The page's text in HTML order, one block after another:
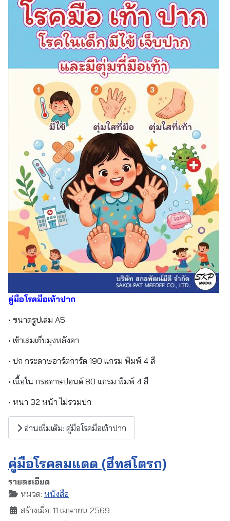
คู่มือโรคมือเท้าปาก
• ขนาดรูปเล่ม A5
• เข้าเล่มเย็บมุงหลังคา
• ปก กระดาษอาร์ตการ์ด 190 แกรม พิมพ์ 4 สี
• เนื้อใน กระดาษปอนด์ 80 แกรม พิมพ์ 4 สี
• หนา 32 หน้า ไม่รวมปก
อ่านเพิ่มเติม: คู่มือโรคมือเท้าปาก
คู่มือโรคลมแดด (ฮีทสโตรก)
รายละเอียด
หมวด: หนังสือ
สร้างเมื่อ: 11 เมษายน 2569